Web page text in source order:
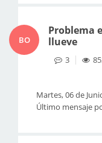
BO
Problema
llueve
3
Martes, 06 de
Último mensaje